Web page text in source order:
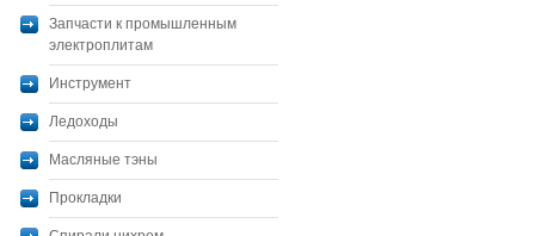
Запчасти к промышленным
электроплитам
Инструмент
Ледоходы
Масляные тэны
Прокладки